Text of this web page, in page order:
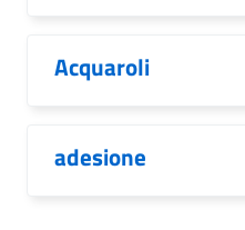
Acquaroli
adesione